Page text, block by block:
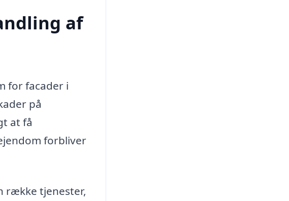
af
for facader i
på
at få
forbliver
række tjenester,